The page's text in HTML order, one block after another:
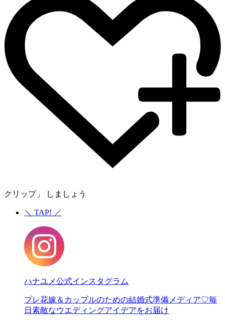
クリップ」 しましょう
＼ TAP! ／
ハナユメ公式インスタグラム
プレ花嫁＆カップルのための結婚式準備メディア♡毎
日素敵なウエディングアイデアをお届け